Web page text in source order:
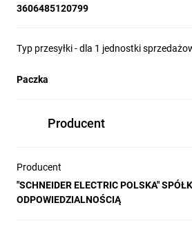
3606485120799
Typ przesyłki - dla 1 jednostki
Paczka
Producent
Producent
"SCHNEIDER ELECTRIC POLSKA"
ODPOWIEDZIALNOŚCIĄ